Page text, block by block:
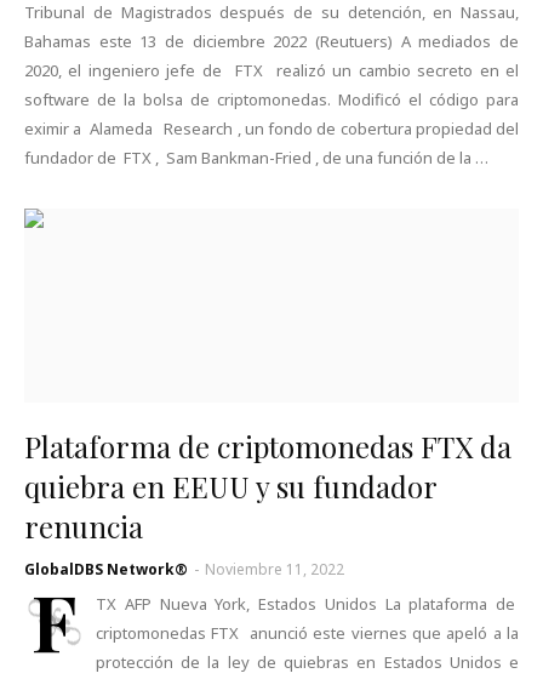
Tribunal de Magistrados después de su detención, en Nassau,
Bahamas este 13 de diciembre 2022 (Reutuers) A mediados de
2020, el ingeniero jefe de FTX realizó un cambio secreto en el
software de la bolsa de criptomonedas. Modificó el código para
eximir a Alameda Research , un fondo de cobertura propiedad del
fundador de FTX , Sam Bankman-Fried , de una función de la …
Plataforma de criptomonedas FTX da
quiebra en EEUU y su fundador
renuncia
GlobalDBS Network® - Noviembre 11, 2022
F
TX AFP Nueva York, Estados Unidos La plataforma de
criptomonedas FTX anunció este viernes que apeló a la
protección de la ley de quiebras en Estados Unidos e